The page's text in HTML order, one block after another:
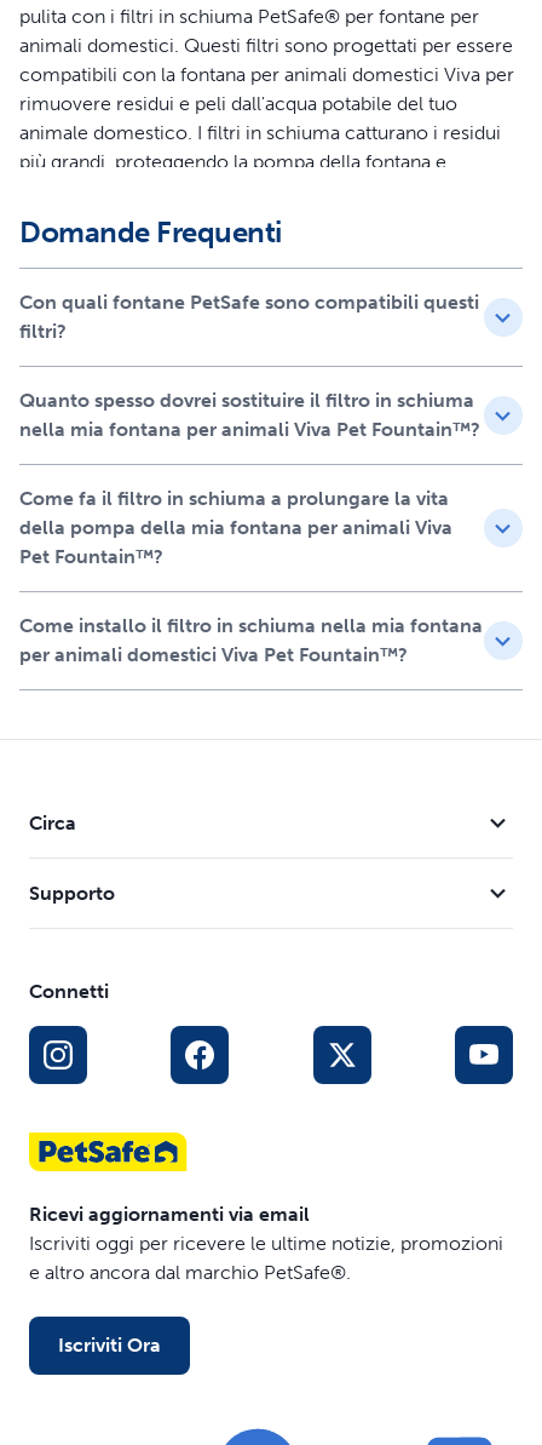
pulita con i filtri in schiuma PetSafe® per fontane per
animali domestici. Questi filtri sono progettati per essere
compatibili con la fontana per animali domestici Viva per
rimuovere residui e peli dall'acqua potabile del tuo
animale domestico. I filtri in schiuma catturano i residui
più grandi, proteggendo la pompa della fontana e
gli intasamenti e a prolungare la durata della tua fontana,
offrendoti valore aggiunto e maggiore comodità. I filtri in
ogni 1-2 mesi per ottenere prestazioni ottimali. Ogni kit
include 2 filtri in schiuma. Il tuo animale domestico
merita il meglio. Affidati a PetSafe per mantenere il tuo
animale domestico sano, idratato e felice.
Caratteristiche
Progettata per essere compatibile con la fontana per
animali domestici Viva per rimuovere residui e peli
dall'acqua potabile del tuo animale domestico
Aiuta a prevenire gli intasamenti e prolunga la durata
della tua fontana, offrendoti valore aggiunto e
maggiore comodità
acqua fresca e pulita al tuo animale domestico
Domande Frequenti
Con quali fontane PetSafe sono compatibili questi
filtri?
Quanto spesso dovrei sostituire il filtro in schiuma
nella mia fontana per animali Viva Pet Fountain™?
Come fa il filtro in schiuma a prolungare la vita
della pompa della mia fontana per animali Viva
Pet Fountain™?
Come installo il filtro in schiuma nella mia fontana
per animali domestici Viva Pet Fountain™?
Circa
Supporto
Connetti
Ricevi aggiornamenti via email
Iscriviti oggi per ricevere le ultime notizie, promozioni
e altro ancora dal marchio PetSafe®.
Iscriviti Ora